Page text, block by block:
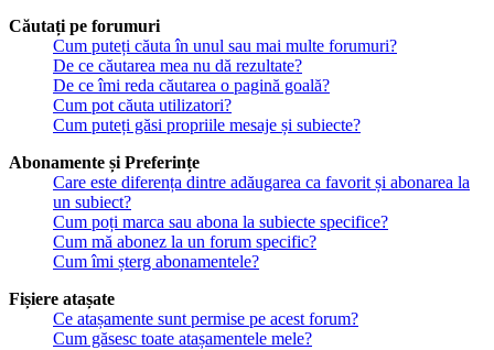
Căutați pe forumuri
Cum puteți căuta în unul sau mai multe forumuri?
De ce căutarea mea nu dă rezultate?
De ce îmi reda căutarea o pagină goală?
Cum pot căuta utilizatori?
Cum puteți găsi propriile mesaje și subiecte?
Abonamente și Preferințe
Care este diferența dintre adăugarea ca favorit și abonarea la
un subiect?
Cum poți marca sau abona la subiecte specifice?
Cum mă abonez la un forum specific?
Cum îmi șterg abonamentele?
Fișiere atașate
Ce atașamente sunt permise pe acest forum?
Cum găsesc toate atașamentele mele?